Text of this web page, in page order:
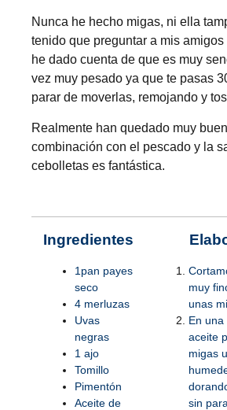
Nunca he hecho migas, ni ella
tenido que preguntar a mis
he dado cuenta de que es muy
vez muy pesado ya que te pasas
parar de moverlas, remojando y
Realmente han quedado muy
combinación con el pescado y la
cebolletas es fantástica.
Ingredientes
1pan payes
seco
4 merluzas
Uvas
negras
1 ajo
Tomillo
Pimentón
Aceite de
muy
unas
En una
aceite
migas
sin